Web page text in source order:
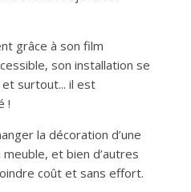
grâce à son film
son installation se
surtout... il est
!
la décoration d’une
meuble, et bien d’autres
coût et sans effort.